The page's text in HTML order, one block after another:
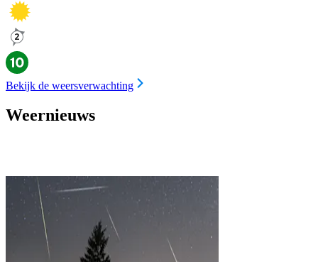
Bekijk de weersverwachting
Weernieuws